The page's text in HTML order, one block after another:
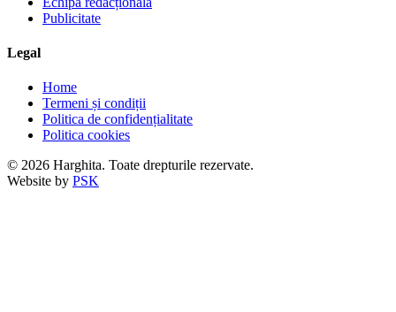
Publicitate
Legal
Home
Termeni și condiții
Politica de confidențialitate
Politica cookies
© 2026 Harghita. Toate drepturile rezervate.
Website by PSK